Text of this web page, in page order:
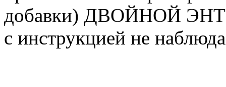
добавки) ДВОЙНОЙ
с инструкцией не